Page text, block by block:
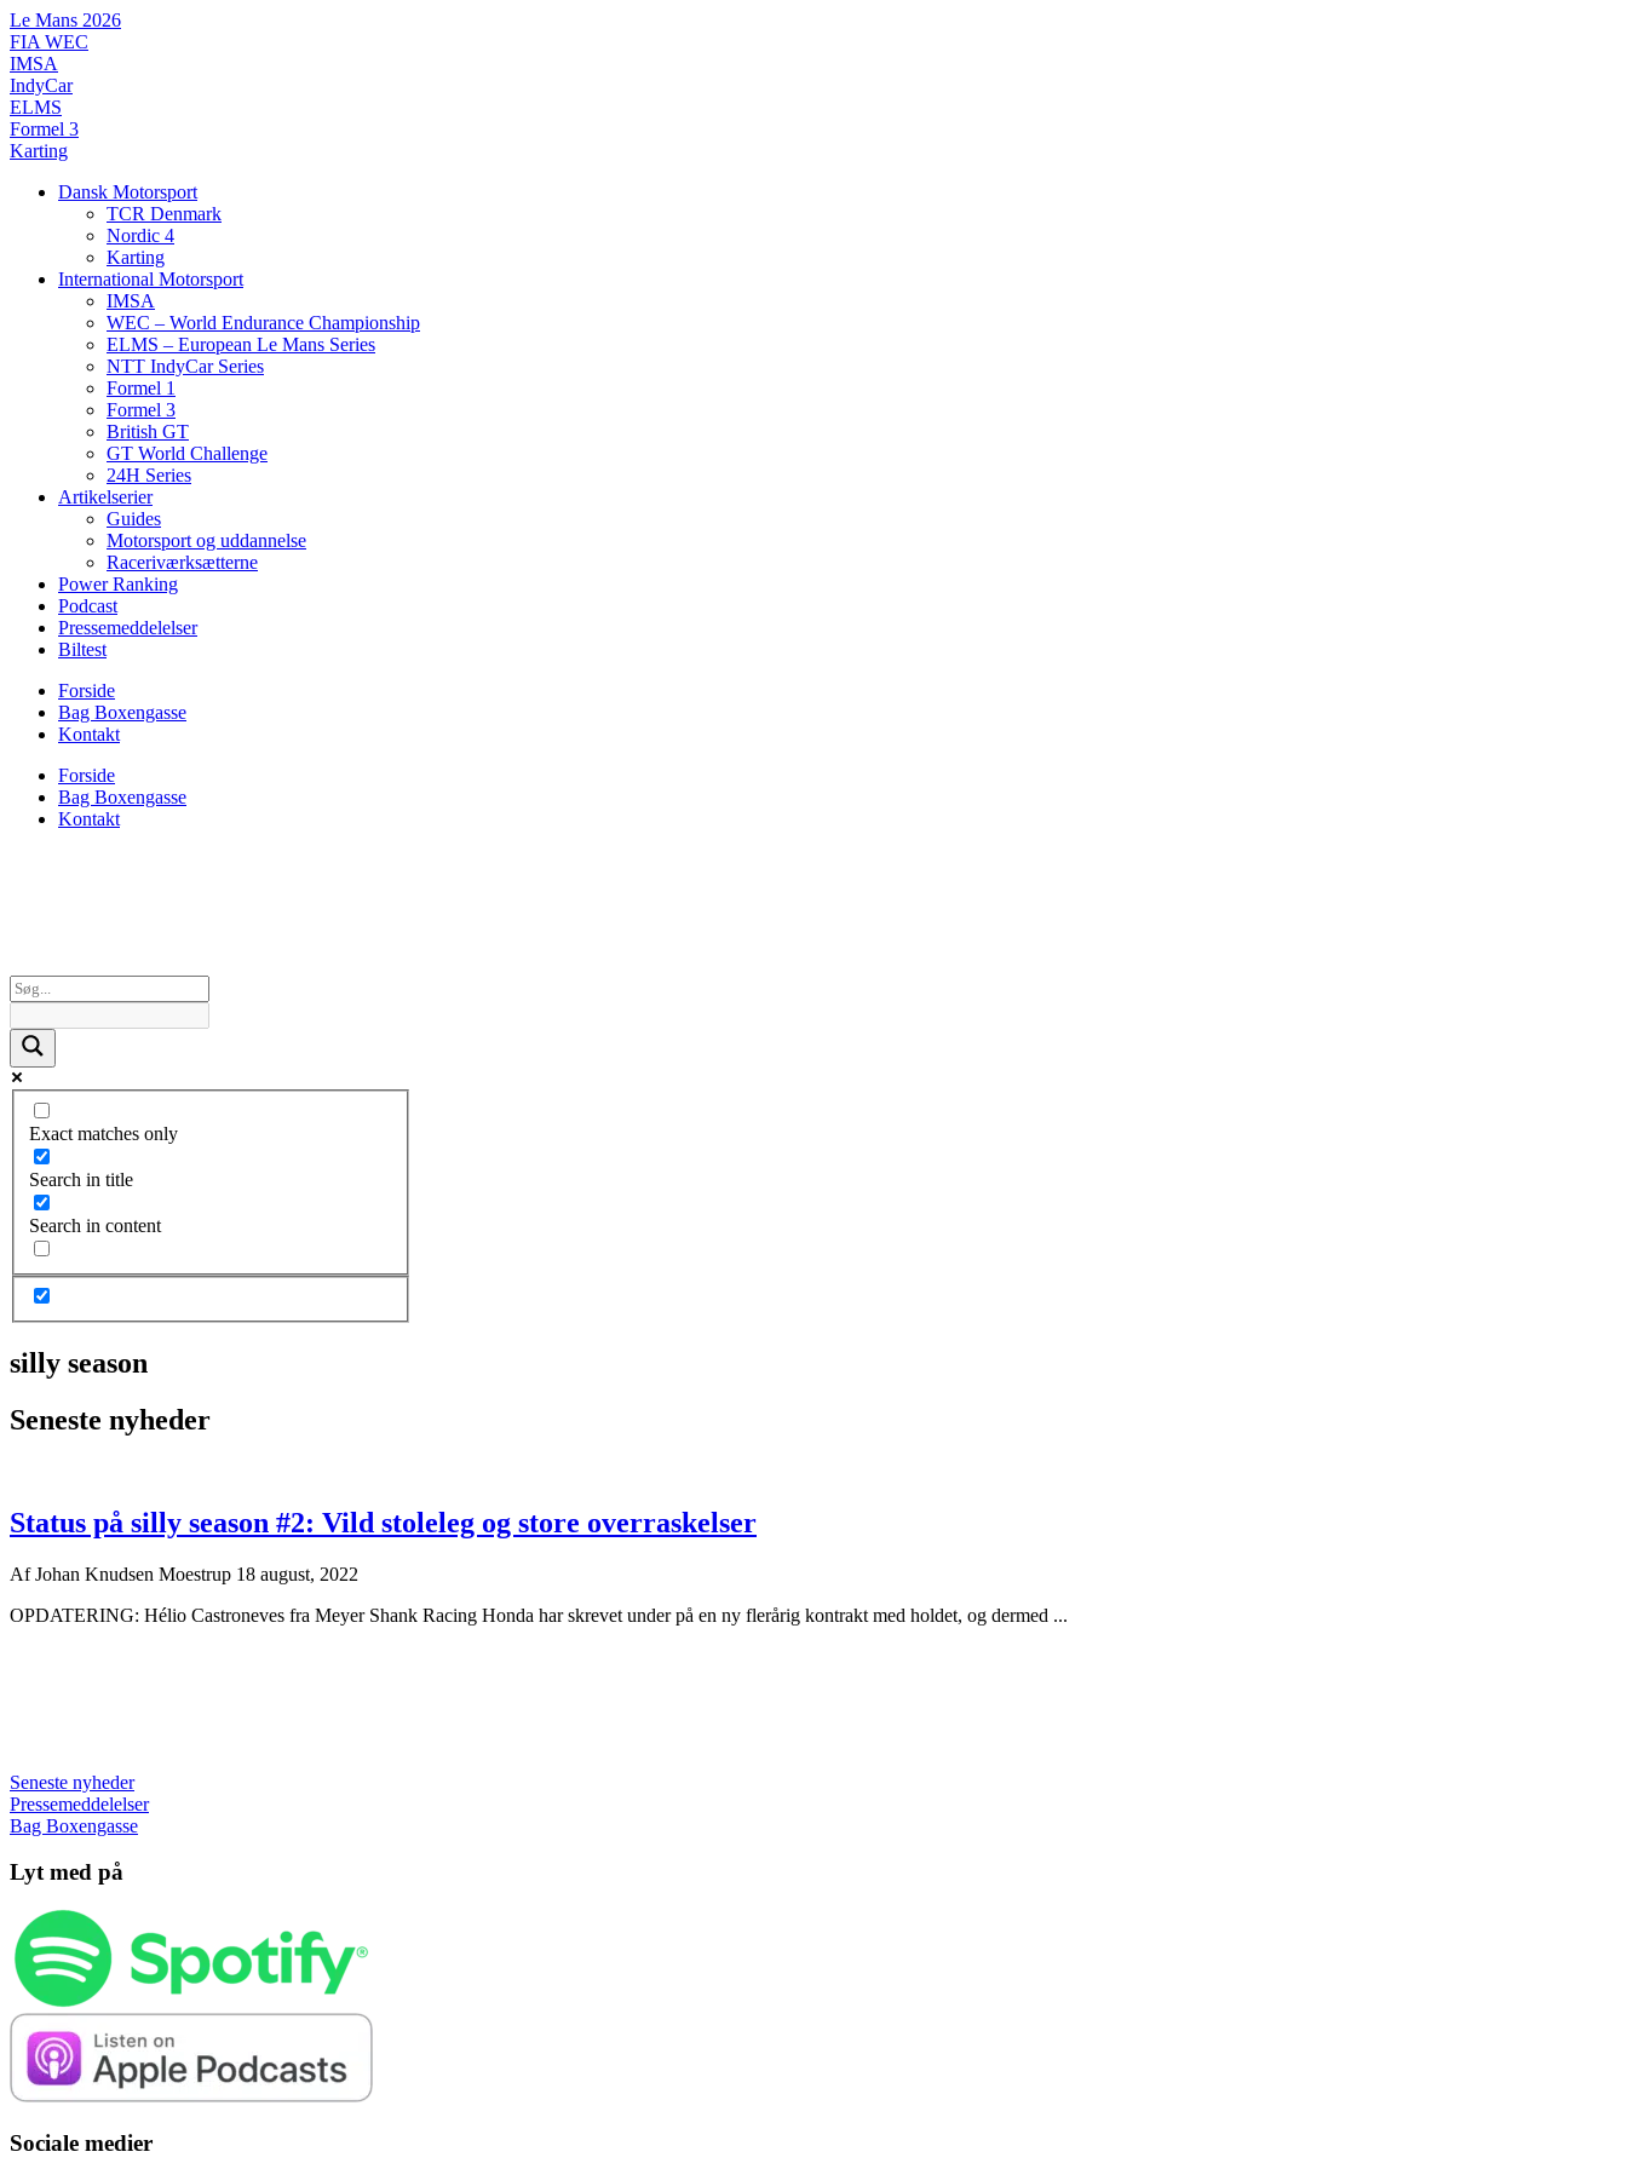
Videre
til
indhold
Le Mans 2026
FIA WEC
IMSA
IndyCar
ELMS
Formel 3
Karting
Dansk Motorsport
TCR Denmark
Nordic 4
Karting
International Motorsport
IMSA
WEC – World Endurance Championship
ELMS – European Le Mans Series
NTT IndyCar Series
Formel 1
Formel 3
British GT
GT World Challenge
24H Series
Artikelserier
Guides
Motorsport og uddannelse
Raceriværksætterne
Power Ranking
Podcast
Pressemeddelelser
Biltest
Forside
Bag Boxengasse
Kontakt
Forside
Bag Boxengasse
Kontakt
Exact matches only
Search in title
Search in content
silly season
Seneste nyheder
Status på silly season #2: Vild stoleleg og store overraskelser
AfJohan Knudsen Moestrup 18 august, 2022
OPDATERING: Hélio Castroneves fra Meyer Shank Racing Honda har skrevet under på en ny flerårig kontrakt med holdet, og dermed ...
Seneste nyheder
Pressemeddelelser
Bag Boxengasse
Lyt med på
Sociale medier